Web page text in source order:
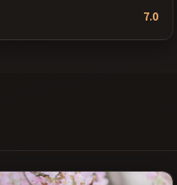
7.0